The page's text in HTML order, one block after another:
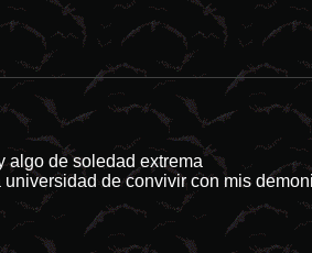
tienden a ser el idóneo
algo de soledad extrema
de convivir con mis